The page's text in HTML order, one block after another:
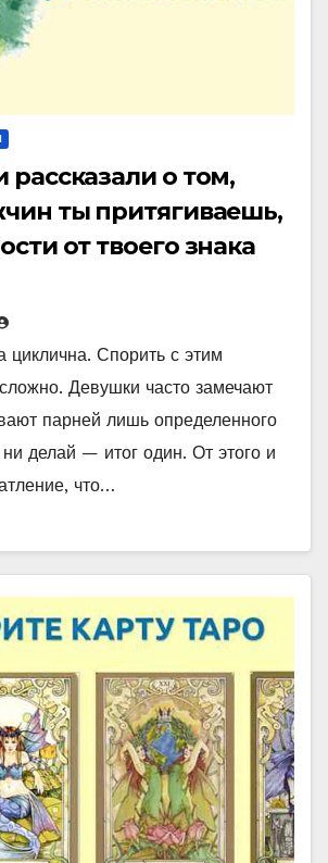
рассказали о том,
ты притягиваешь,
от твоего знака
циклична. Спорить с этим
Девушки часто замечают
парней лишь определенного
делай — итог один. От этого и
что…